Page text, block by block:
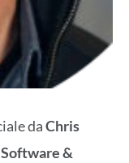
daChris
Software &